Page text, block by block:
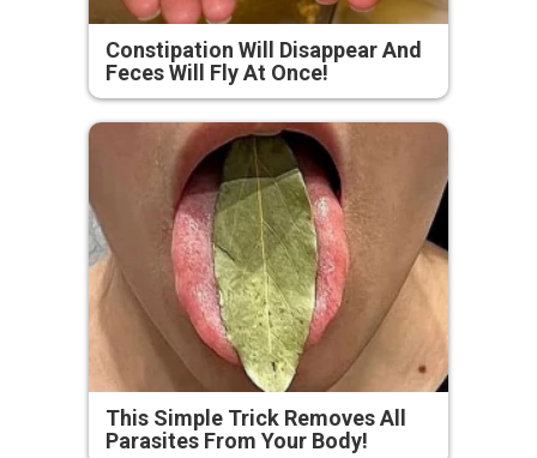
Constipation Will Disappear And
Feces Will Fly At Once!
This Simple Trick Removes All
Parasites From Your Body!